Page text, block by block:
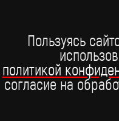
Пользуясь
политикой
согласие на